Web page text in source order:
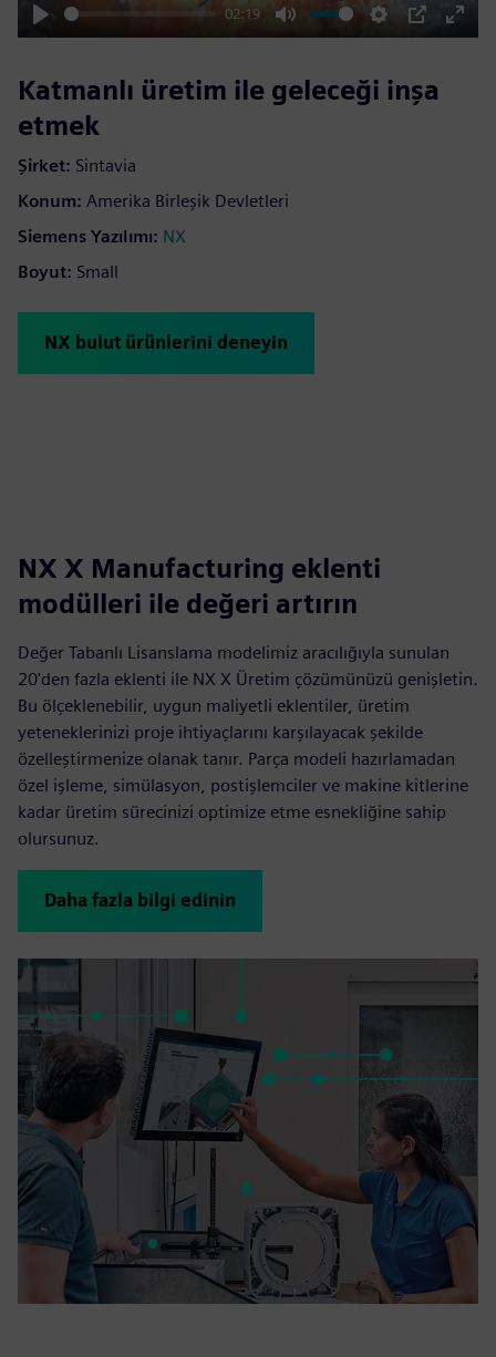
Play
02:19
Mute Settings
PIP
Enter
Katmanlı üretim ile geleceği inşa
etmek
Şirket: Sintavia
Konum: Amerika Birleşik Devletleri
Siemens Yazılımı: NX
Boyut: Small
NX bulut ürünlerini deneyin
NX X Manufacturing eklenti
modülleri ile değeri artırın
Değer Tabanlı Lisanslama modelimiz aracılığıyla sunulan
20'den fazla eklenti ile NX X Üretim çözümünüzü genişletin.
Bu ölçeklenebilir, uygun maliyetli eklentiler, üretim
yeteneklerinizi proje ihtiyaçlarını karşılayacak şekilde
özelleştirmenize olanak tanır. Parça modeli hazırlamadan
özel işleme, simülasyon, postişlemciler ve makine kitlerine
kadar üretim sürecinizi optimize etme esnekliğine sahip
olursunuz.
Daha fazla bilgi edinin